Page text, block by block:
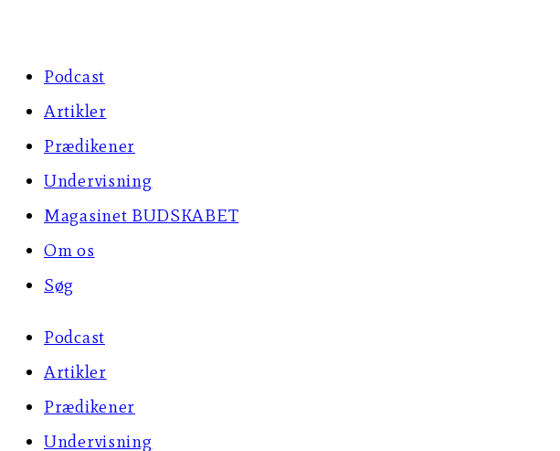
Podcast
Artikler
Prædikener
Undervisning
Magasinet BUDSKABET
Om os
Søg
Podcast
Artikler
Prædikener
Undervisning